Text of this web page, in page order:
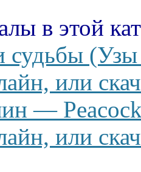
в этой
судьбы
или
—
или